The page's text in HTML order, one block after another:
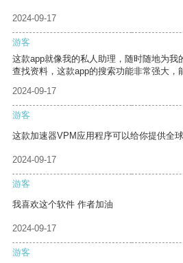
2024-09-17
游客
这款app就像我的私人助理，随时随地为我
查找资料，这款app的搜索功能非常强大，
2024-09-17
游客
这款加速器VPM应用程序可以给你提供全
2024-09-17
游客
我喜欢这个软件 作者加油
2024-09-17
游客